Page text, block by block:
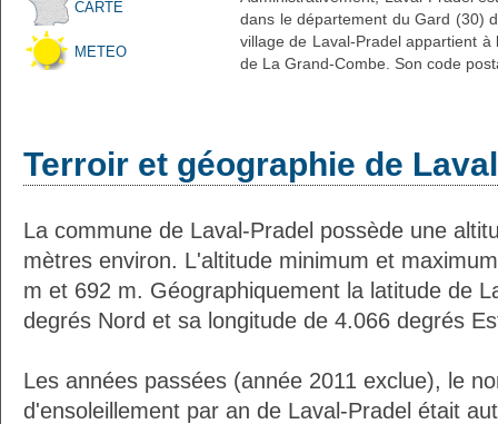
CARTE
METEO
dans le département du Gard (30)
village de Laval-Pradel appartient
de La Grand-Combe. Son code
Terroir et géographie de
La commune de Laval-Pradel possède une
mètres environ. L'altitude minimum et
m et 692 m. Géographiquement la latitude de
degrés Nord et sa longitude de 4.066 degrés
Les années passées (année 2011 exclue), le
d'ensoleillement par an de Laval-Pradel était